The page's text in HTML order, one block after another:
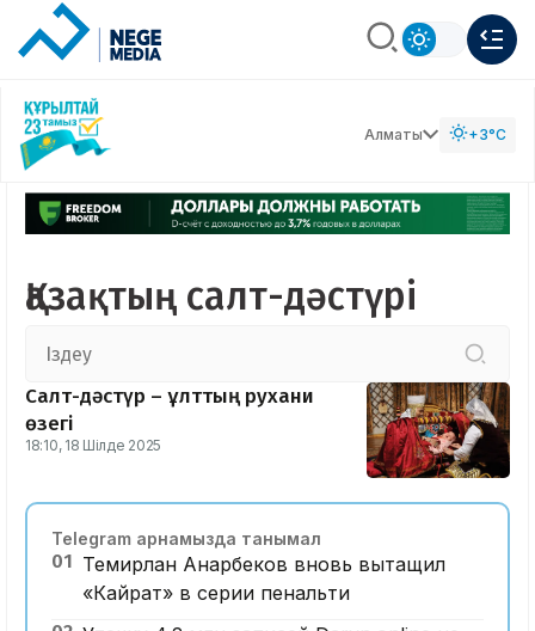
Алматы +3°C
Қазақтың салт-дәстүрі
Салт-дәстүр – ұлттың рухани
өзегі
18:10, 18 Шілде 2025
Telegram арнамызда танымал
01 Темирлан Анарбеков вновь вытащил
«Кайрат» в серии пенальти